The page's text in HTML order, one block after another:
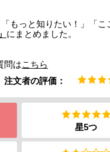
もっと知りたい！」「
にまとめました。
問はこちら
注文者の評価：
星5つ